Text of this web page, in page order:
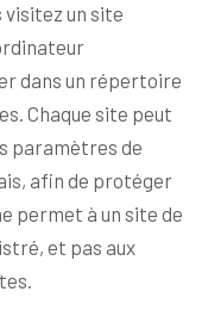
visitez un site
dans un répertoire
Chaque site peut
paramètres de
afin de protéger
permet à un site de
et pas aux